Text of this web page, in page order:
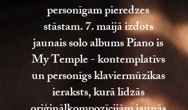
personīgam pieredzes
stāstam. 7. maijā izdots
jaunais solo albums Piano is
My Temple - kontemplatīvs
un personīgs klaviermūzikas
ieraksts, kurā līdzās